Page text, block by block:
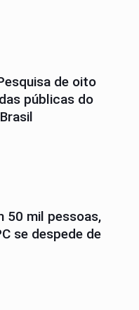
de oito
públicas do
50 mil pessoas,
se despede de